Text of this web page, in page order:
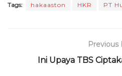
c it
p
e
ra
m
re
d
s
Tags: hakaaston HKR PT
Previous
Ini Upaya TBS